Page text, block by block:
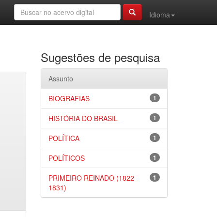
Idioma
Sugestões de pesquisa
Assunto
1
BIOGRAFIAS
1
HISTÓRIA DO BRASIL
1
POLÍTICA
1
POLÍTICOS
1
PRIMEIRO REINADO (1822-
1831)